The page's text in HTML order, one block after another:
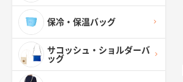
保冷・保温バッグ
サコッシュ・ショルダーバ
ッグ